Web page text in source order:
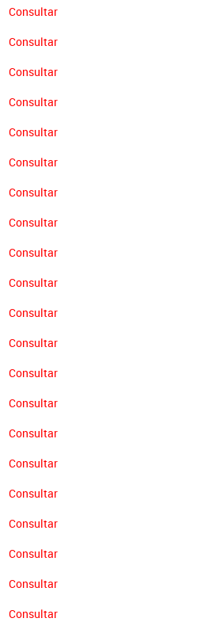
Consultar
Consultar
Consultar
Consultar
Consultar
Consultar
Consultar
Consultar
Consultar
Consultar
Consultar
Consultar
Consultar
Consultar
Consultar
Consultar
Consultar
Consultar
Consultar
Consultar
Consultar